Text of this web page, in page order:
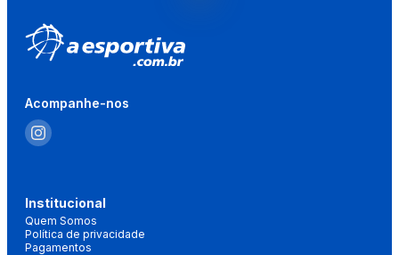
Acompanhe-nos
Institucional
Quem Somos
Política de privacidade
Pagamentos